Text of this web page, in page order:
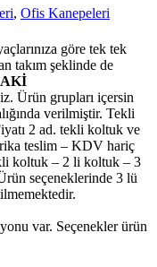
, Ofis Kanepeleri
göre tek tek
takım şeklinde de
Ürün grupları içersin
verilmiştir. Tekli
2 ad. tekli koltuk ve
teslim – KDV hariç
koltuk – 2 li koltuk – 3
seçeneklerinde 3 lü
var. Seçenekler ürün